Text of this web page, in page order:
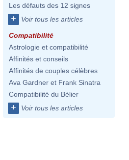
Les défauts des 12 signes
+ Voir tous les articles
Compatibilité
Astrologie et compatibilité
Affinités et conseils
Affinités de couples célèbres
Ava Gardner et Frank Sinatra
Compatibilité du Bélier
+ Voir tous les articles